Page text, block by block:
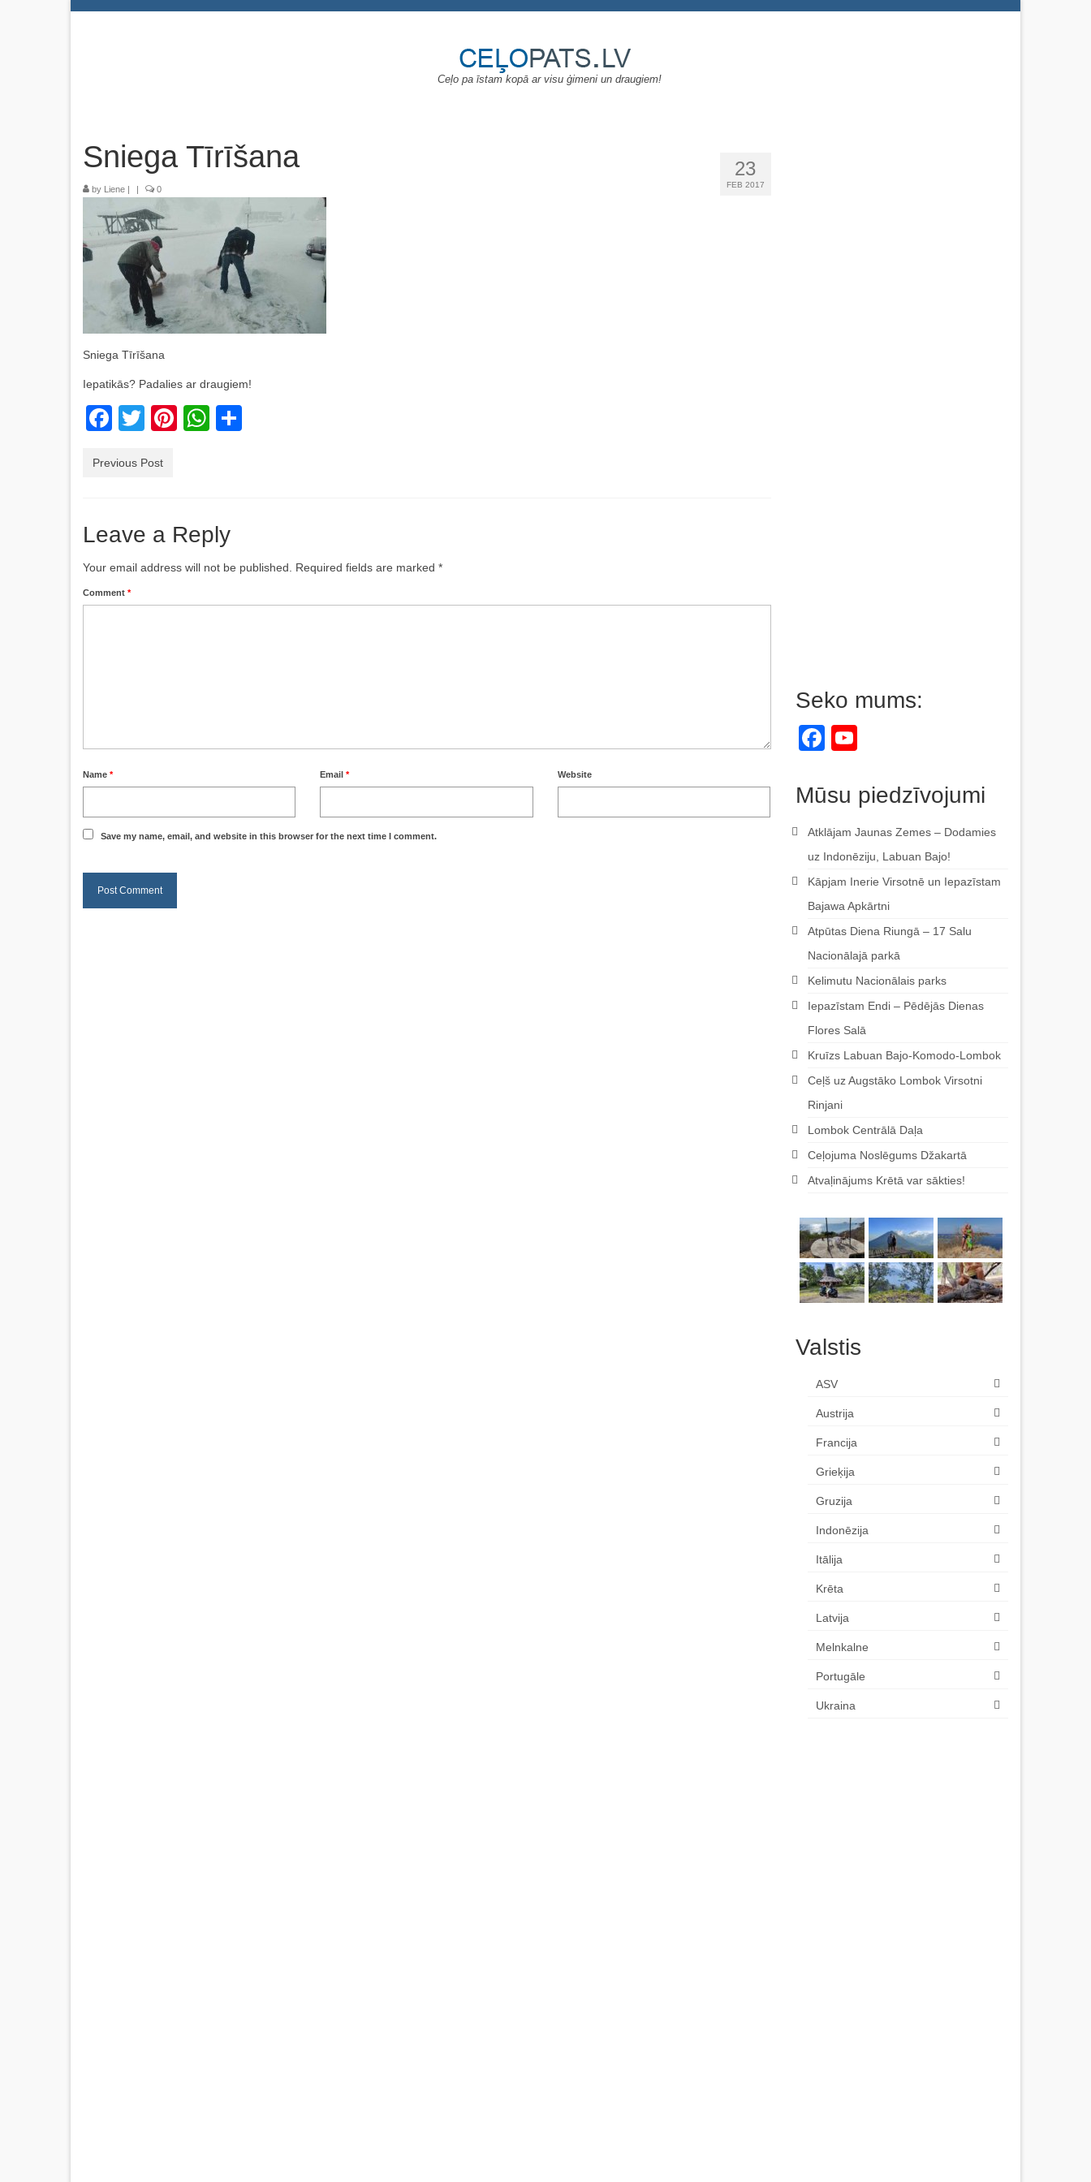
Ceļo pa īstam kopā ar visu ģimeni un draugiem!
23
FEB 2017
Sniega Tīrīšana
by Liene | | 0
Sniega Tīrīšana
Iepatikās? Padalies ar draugiem!
Facebook
TwitterPinterest
WhatsApp
Previous Post
Leave a Reply
Your email address will not be published. Required fields are marked *
Comment *
Name * Email* Website
Save my name, email, and website in this browser for the next time I comment.
Seko mums:
Facebook
Mūsu piedzīvojumi
Atklājam Jaunas Zemes – Dodamies
uz Indonēziju, Labuan Bajo!
Kāpjam Inerie Virsotnē un Iepazīstam
Bajawa Apkārtni
Atpūtas Diena Riungā – 17 Salu
Nacionālajā parkā
Kelimutu Nacionālais parks
Iepazīstam Endi – Pēdējās Dienas
Flores Salā
Kruīzs Labuan Bajo-Komodo-Lombok
Ceļš uz Augstāko Lombok Virsotni
Rinjani
Lombok Centrālā Daļa
Ceļojuma Noslēgums Džakartā
Atvaļinājums Krētā var sākties!
Valstis
ASV
Austrija
Francija
Grieķija
Gruzija
Indonēzija
Itālija
Krēta
Latvija
Melnkalne
Portugāle
Ukraina